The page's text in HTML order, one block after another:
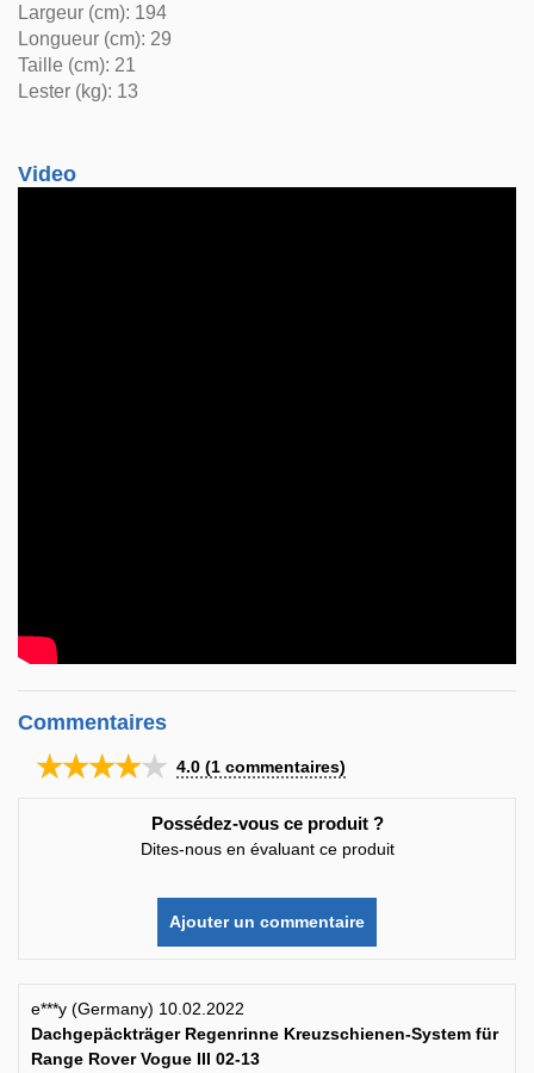
Largeur (cm): 194
Longueur (cm): 29
Taille (cm): 21
Lester (kg): 13
Video
Commentaires
★★★★★ 4.0 (1 commentaires)
Possédez-vous ce produit ?
Dites-nous en évaluant ce produit
Ajouter un commentaire
e***y (Germany) 10.02.2022
Dachgepäckträger Regenrinne Kreuzschienen-System für
Range Rover Vogue III 02-13